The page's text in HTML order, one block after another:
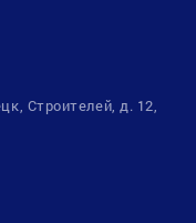
Строителей, д. 12,